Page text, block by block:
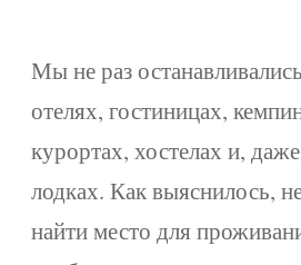
Мы не раз
отелях, гостиницах,
курортах, хостелах и,
лодках. Как выяснилось,
найти место для